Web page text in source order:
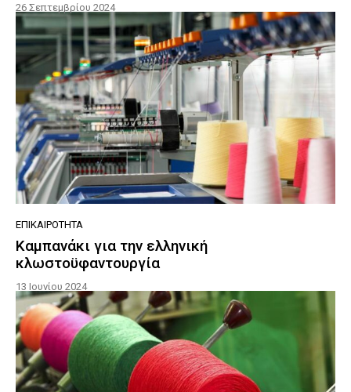
26 Σεπτεμβρίου 2024
ΕΠΙΚΑΙΡΌΤΗΤΑ
Καμπανάκι για την ελληνική
κλωστοϋφαντουργία
13 Ιουνίου 2024